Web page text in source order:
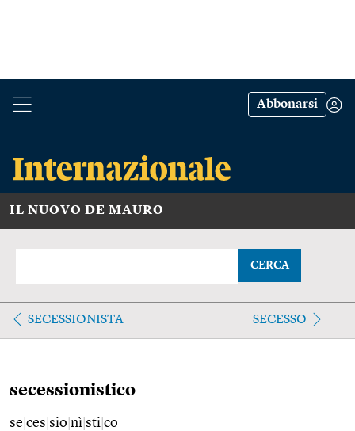
Abbonarsi
IL NUOVO DE MAURO
CERCA
SECESSIONISTA SECESSO
secessionistico
se ces sio nì sti co